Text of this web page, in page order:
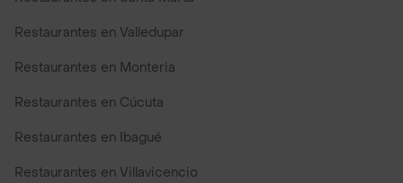
Restaurantes en Valledupar
Restaurantes en Monteria
Restaurantes en Cúcuta
Restaurantes en Ibagué
Restaurantes en Villavicencio